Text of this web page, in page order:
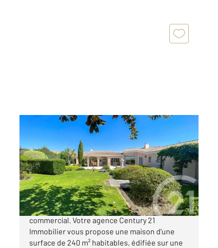
LES SABLES D OLONNE 85
240,34 m , 6 pièces
Ref : 830
Maison à vendre
1 110 000 €
Aux Sables-d'Olonne, à proximité du centre
commercial. Votre agence Century 21
Immobilier vous propose une maison d'une
surface de 240 m² habitables, édifiée sur une